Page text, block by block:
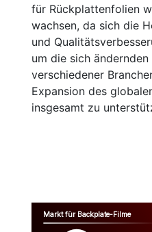
für Rückplattenfolien
wachsen, da sich die
und
um die sich
verschiedener
Expansion des
insgesamt zu
Markt für Backplate-Filme